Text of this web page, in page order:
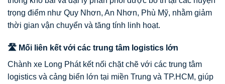
trọng điểm như Quy Nhơn, An Nhơn, Phù Mỹ, nhằm giảm
thời gian vận chuyển và tăng tính linh hoạt.
🛣️ Mối liên kết với các trung tâm logistics lớn
Chành xe Long Phát kết nối chặt chẽ với các trung tâm
logistics và cảng biển lớn tại miền Trung và TP.HCM, giúp